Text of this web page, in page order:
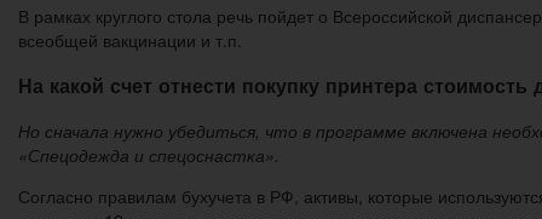
В рамках круглого стола речь пойдет о Всероссийской
всеобщей вакцинации и т.п.
На какой счет отнести покупку принтера
Но сначала нужно убедиться, что в программе включена
«Спецодежда и спецоснастка».
Согласно правилам бухучета в РФ, активы, которые